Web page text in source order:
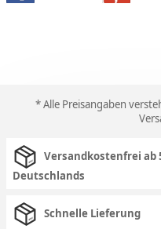
* Alle Preisangaben
Versandkostenfrei ab
Deutschlands
Schnelle Lieferung